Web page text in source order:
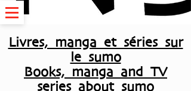
Livres, manga et séries sur
le sumo
Books, manga and TV
series about sumo